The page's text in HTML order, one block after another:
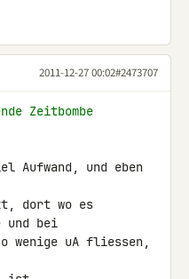
2011-12-27 00:02#2473707
Zeitbombe
Aufwand, und eben
dort wo es
und bei
wenige uA fliessen,